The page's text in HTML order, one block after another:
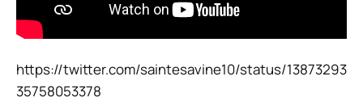
https://twitter.com/saintesavine10/status/13873293
35758053378